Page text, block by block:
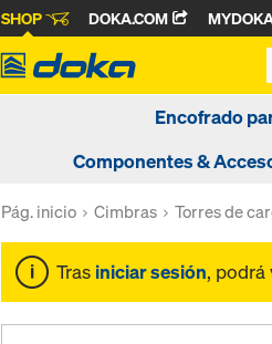
SHOP DOKA.COM
Encofrado
Componentes &
Pág. inicio Cimbras Torres de
Tras iniciar sesión, podrá